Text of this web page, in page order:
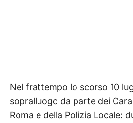
Nel frattempo lo scorso 10
sopralluogo da parte dei
Roma e della Polizia Locale: